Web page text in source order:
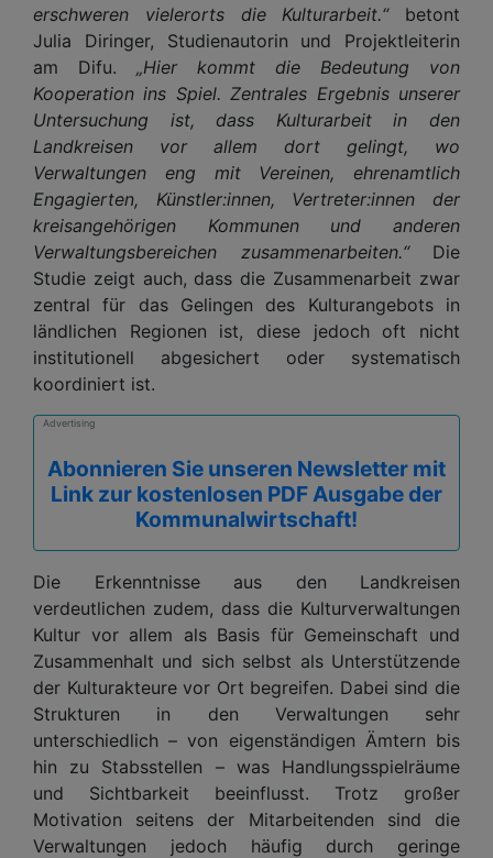
erschweren vielerorts die Kulturarbeit.“betont
Julia Diringer, Studienautorin und Projektleiterin
am Difu. „Hier kommt die Bedeutung von
Kooperation ins Spiel. Zentrales Ergebnis unserer
Untersuchung ist, dass Kulturarbeit in den
Landkreisen vor allem dort gelingt, wo
Verwaltungen eng mit Vereinen, ehrenamtlich
Engagierten, Künstler:innen, Vertreter:innen der
kreisangehörigen Kommunen und anderen
Verwaltungsbereichen zusammenarbeiten.“Die
Studie zeigt auch, dass die Zusammenarbeit zwar
zentral für das Gelingen des Kulturangebots in
ländlichen Regionen ist, diese jedoch oft nicht
institutionell abgesichert oder systematisch
koordiniert ist.
Advertising
Abonnieren Sie unseren Newsletter mit
Link zur kostenlosen PDF Ausgabe der
Kommunalwirtschaft!
Die Erkenntnisse aus den Landkreisen
verdeutlichen zudem, dass die Kulturverwaltungen
Kultur vor allem als Basis für Gemeinschaft und
Zusammenhalt und sich selbst als Unterstützende
der Kulturakteure vor Ort begreifen. Dabei sind die
Strukturen in den Verwaltungen sehr
unterschiedlich – von eigenständigen Ämtern bis
hin zu Stabsstellen – was Handlungsspielräume
und Sichtbarkeit beeinflusst. Trotz großer
Motivation seitens der Mitarbeitenden sind die
Verwaltungen jedoch häufig durch geringe